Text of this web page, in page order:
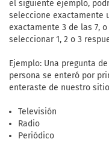
el siguiente ejemplo,
seleccione exactamente
exactamente 3 de las 7,
seleccionar 1, 2 o 3
Ejemplo: Una pregunta
persona se enteró por
enteraste de nuestro
Televisión
Radio
Periódico